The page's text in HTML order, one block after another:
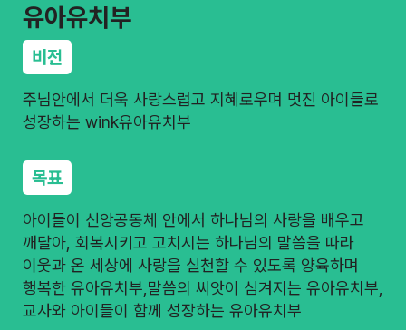
유아유치부
비전
주님안에서 더욱 사랑스럽고 지혜로우며 멋진 아이들로
성장하는 wink유아유치부
목표
아이들이 신앙공동체 안에서 하나님의 사랑을 배우고
깨달아, 회복시키고 고치시는 하나님의 말씀을 따라
이웃과 온 세상에 사랑을 실천할 수 있도록 양육하며
행복한 유아유치부,말씀의 씨앗이 심겨지는 유아유치부,
교사와 아이들이 함께 성장하는 유아유치부